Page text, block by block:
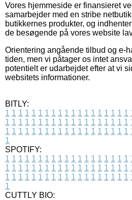
Vores hjemmeside er finansieret
samarbejder med en stribe
butikkernes produkter, og
de besøgende på vores website
Orientering angående tilbud og e-
tiden, men vi påtager os intet
potentielt er udarbejdet efter at vi
websitets informationer.
BITLY:
1 1 1 1 1 1 1 1 1 1 1 1 1 1 1 1 1 1 1
1 1 1 1 1 1 1 1 1 1 1 1 1 1 1 1 1 1 1
1 1 1 1 1 1 1 1 1 1 1 1 1 1 1 1 1 1 1
1
SPOTIFY:
1 1 1 1 1 1 1 1 1 1 1 1 1 1 1 1 1 1 1
1 1 1 1 1 1 1 1 1 1 1 1 1 1 1 1 1 1 1
1 1 1 1 1 1 1 1 1 1 1 1 1 1 1 1 1 1 1
1
CUTTLY BIO: